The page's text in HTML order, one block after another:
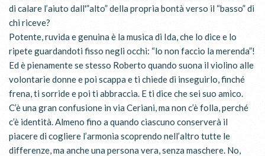
di calare l’aiuto dall'”alto” della propria bontà verso il “basso” di
chi riceve?
Potente, ruvida e genuina è la musica di Ida, che lo dice e lo
ripete guardandoti fisso negli occhi: “lo non faccio la merenda”!
Ed è pienamente se stesso Roberto quando suona il violino alle
volontarie donne e poi scappa e ti chiede di inseguirlo, finché
frena, ti sorride e poi ti abbraccia. E ti dice che sei suo amico.
C’è una gran confusione in via Ceriani, ma non c’è folla, perché
c’è identità. Almeno fino a quando ciascuno conserverà il
piacere di cogliere l’armonia scoprendo nell’altro tutte le
differenze, ma anche una persona vera, senza maschere. No,